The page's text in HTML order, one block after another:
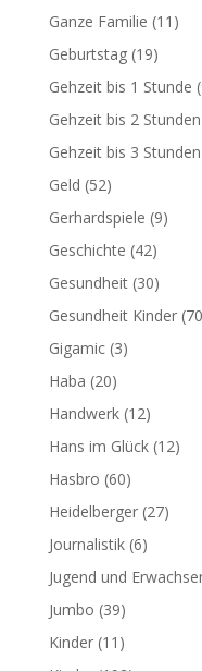
Ganze Familie (11)
Geburtstag(19)
Gehzeit bis 1 Stunde
Gehzeit bis 2 Stunden
Gehzeit bis 3 Stunden
Geld (52)
Gerhardspiele (9)
Geschichte (42)
Gesundheit(30)
Gesundheit Kinder
Gigamic(3)
Haba (20)
Handwerk(12)
Hans im Glück(12)
Hasbro (60)
Heidelberger(27)
Journalistik(6)
Jugend und
Jumbo (39)
Kinder(11)